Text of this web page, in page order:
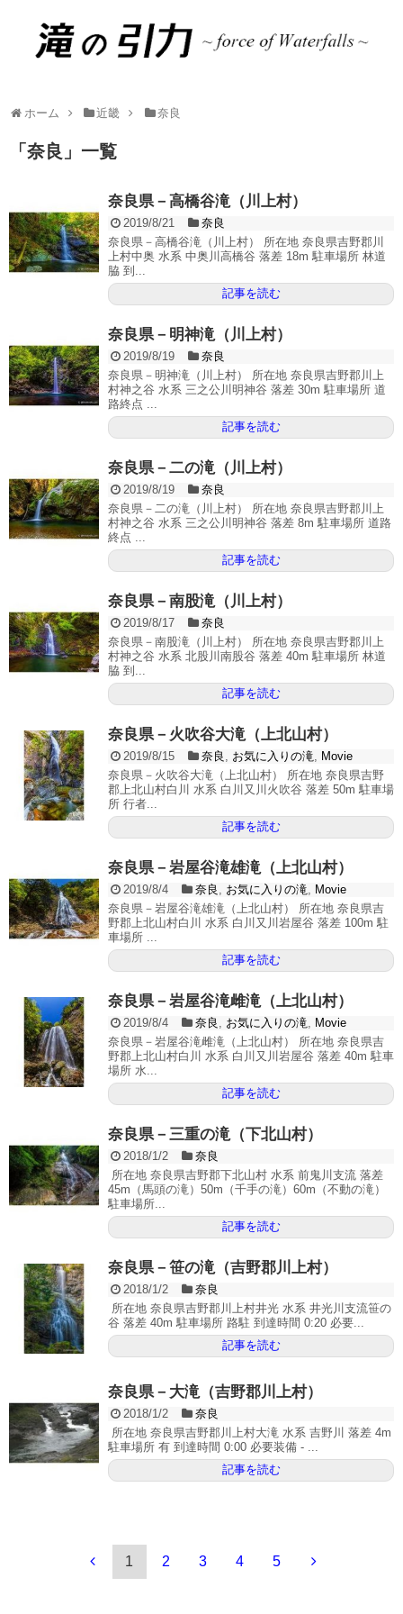
ホーム 近畿 奈良
「 奈良 」 一覧
奈良県－高橋谷滝（川上村）
2019/8/21
奈良
奈良県－高橋谷滝（川上村） 所在地 奈良県吉野郡川
上村中奥 水系 中奥川高橋谷 落差 18m 駐車場所 林道
脇 到...
記事を読む
奈良県－明神滝（川上村）
2019/8/19
奈良
奈良県－明神滝（川上村） 所在地 奈良県吉野郡川上
村神之谷 水系 三之公川明神谷 落差 30m 駐車場所 道
路終点 ...
記事を読む
奈良県－二の滝（川上村）
2019/8/19
奈良
奈良県－二の滝（川上村） 所在地 奈良県吉野郡川上
村神之谷 水系 三之公川明神谷 落差 8m 駐車場所 道路
終点 ...
記事を読む
奈良県－南股滝（川上村）
2019/8/17
奈良
奈良県－南股滝（川上村） 所在地 奈良県吉野郡川上
村神之谷 水系 北股川南股谷 落差 40m 駐車場所 林道
脇 到...
記事を読む
奈良県－火吹谷大滝（上北山村）
2019/8/15 奈良 , お気に入りの滝, Movie
奈良県－火吹谷大滝（上北山村） 所在地 奈良県吉野
郡上北山村白川 水系 白川又川火吹谷 落差 50m 駐車場
所 行者...
記事を読む
奈良県－岩屋谷滝雄滝（上北山村）
2019/8/4 奈良 , お気に入りの滝, Movie
奈良県－岩屋谷滝雄滝（上北山村） 所在地 奈良県吉
野郡上北山村白川 水系 白川又川岩屋谷 落差 100m 駐
車場所 ...
記事を読む
奈良県－岩屋谷滝雌滝（上北山村）
2019/8/4 奈良 , お気に入りの滝, Movie
奈良県－岩屋谷滝雌滝（上北山村） 所在地 奈良県吉
野郡上北山村白川 水系 白川又川岩屋谷 落差 40m 駐車
場所 水...
記事を読む
奈良県－三重の滝（下北山村）
2018/1/2
奈良
所在地 奈良県吉野郡下北山村 水系 前鬼川支流 落差
45m（馬頭の滝）50m（千手の滝）60m（不動の滝）
駐車場所...
記事を読む
奈良県－笹の滝（吉野郡川上村）
2018/1/2
奈良
所在地 奈良県吉野郡川上村井光 水系 井光川支流笹の
谷 落差 40m 駐車場所 路駐 到達時間 0:20 必要...
記事を読む
奈良県－大滝（吉野郡川上村）
2018/1/2
奈良
所在地 奈良県吉野郡川上村大滝 水系 吉野川 落差 4m
駐車場所 有 到達時間 0:00 必要装備 - ...
記事を読む
1 2 3 4 5